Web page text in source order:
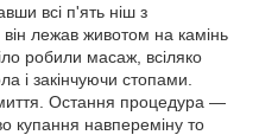
всі п'ять ніш з
лежав животом на камінь
робили масаж, всіляко
і закінчуючи стопами.
Остання процедура —
купання навпереміну то